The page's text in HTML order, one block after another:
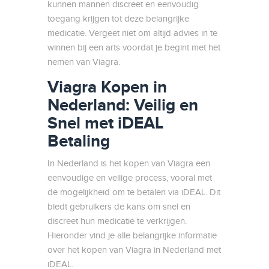
kunnen mannen discreet en eenvoudig
toegang krijgen tot deze belangrijke
medicatie. Vergeet niet om altijd advies in te
winnen bij een arts voordat je begint met het
nemen van Viagra.
Viagra Kopen in
Nederland: Veilig en
Snel met iDEAL
Betaling
In Nederland is het kopen van Viagra een
eenvoudige en veilige process, vooral met
de mogelijkheid om te betalen via iDEAL. Dit
biedt gebruikers de kans om snel en
discreet hun medicatie te verkrijgen.
Hieronder vind je alle belangrijke informatie
over het kopen van Viagra in Nederland met
iDEAL.